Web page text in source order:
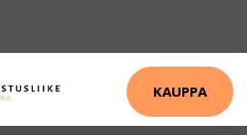
KAUPPA